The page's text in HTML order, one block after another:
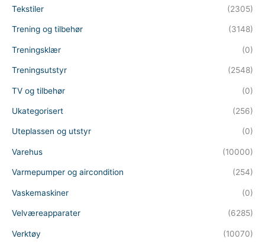
Tekstiler (2305)
Trening og tilbehør (3148)
Treningsklær (0)
Treningsutstyr (2548)
TV og tilbehør (0)
Ukategorisert (256)
Uteplassen og utstyr (0)
Varehus (10000)
Varmepumper og aircondition (254)
Vaskemaskiner (0)
Velværeapparater (6285)
Verktøy (10070)